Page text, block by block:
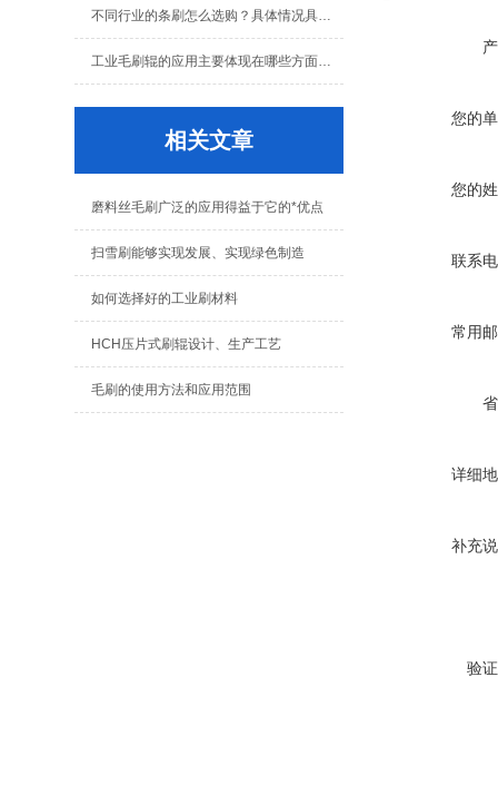
不同行业的条刷怎么选购？具体情况具体分析！
工业毛刷辊的应用主要体现在哪些方面呢？
相关文章
磨料丝毛刷广泛的应用得益于它的*优点
扫雪刷能够实现发展、实现绿色制造
如何选择好的工业刷材料
HCH压片式刷辊设计、生产工艺
毛刷的使用方法和应用范围
您的
您的
联系
常用
详细
补充
验